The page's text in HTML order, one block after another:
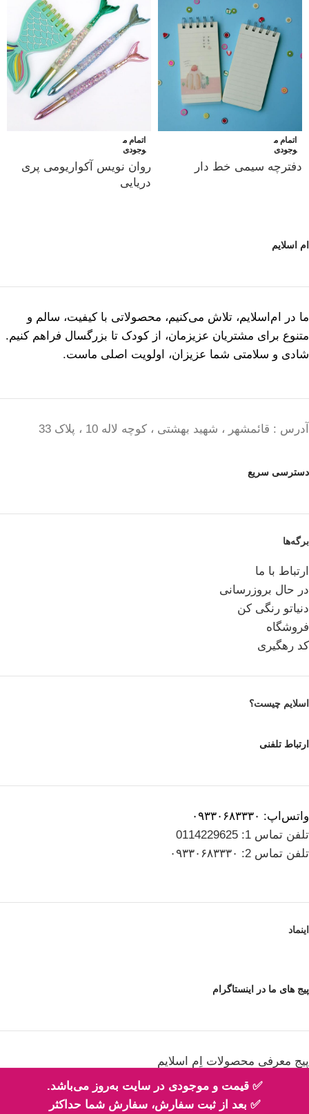
✅ قیمت و موجودی در سایت به‌روز می‌باشد.
✅ بعد از ثبت سفارش، سفارش شما حداکثر
اتمام م
وجودی
دفترچه سیمی خط دار
اتمام م
وجودی
روان نویس آکواریومی پری
دریایی
ام اسلایم
ما در ام‌اسلایم، تلاش می‌کنیم، محصولاتی با کیفیت، سالم و
متنوع برای مشتریان عزیزمان، از کودک تا بزرگسال فراهم کنیم.
شادی و سلامتی شما عزیزان، اولویت اصلی ماست.
آدرس : قائمشهر ، شهید بهشتی ، کوچه لاله 10 ، پلاک 33
دسترسی سریع
برگه‌ها
ارتباط با ما
در حال بروزرسانی
دنیاتو رنگی کن
فروشگاه
کد رهگیری
اسلایم چیست؟
ارتباط تلفنی
واتس‌اپ: ۰۹۳۳۰۶۸۳۳۳۰
تلفن تماس 1: 0114229625
تلفن تماس 2: ۰۹۳۳۰۶۸۳۳۳۰
اینماد
پیج های ما در اینستاگرام
پیج معرفی محصولات اِم اسلایم